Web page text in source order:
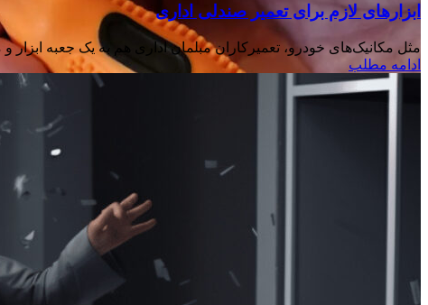
ابزارهای لازم برای تعمیر صندلی اداری
مثل مکانیک‌های خودرو، تعمیرکاران مبلمان اداری هم به یک جعبه ابزار
ادامه مطلب